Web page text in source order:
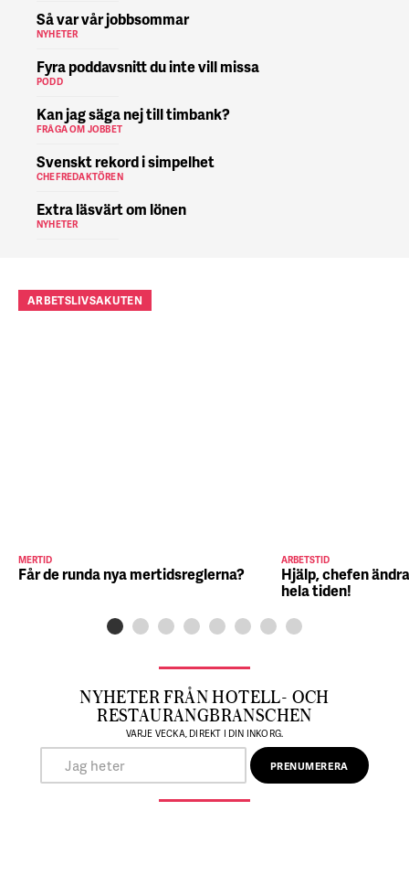
Så var vår jobbsommar
NYHETER
Fyra poddavsnitt du inte vill missa
PODD
Kan jag säga nej till timbank?
FRÅGA OM JOBBET
Svenskt rekord i simpelhet
CHEFREDAKTÖREN
Extra läsvärt om lönen
NYHETER
ARBETSLIVSAKUTEN
MERTID
Får de runda nya mertidsreglerna?
ARBETSTID
Hjälp, chefen
hela tiden!
NYHETER FRÅN HOTELL- OCH
RESTAURANGBRANSCHEN
VARJE VECKA, DIREKT I DIN INKORG.